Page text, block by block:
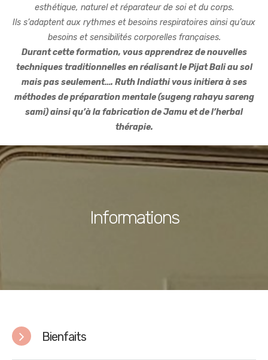
esthétique, naturel et réparateur de soi et du corps.
Ils s’adaptent aux rythmes et besoins respiratoires ainsi qu’aux
besoins et sensibilités corporelles françaises.
Durant cette formation, vous apprendrez de nouvelles
techniques traditionnelles en réalisant le Pijat Bali au sol
mais pas seulement…. Ruth Indiathi vous initiera à ses
méthodes de préparation mentale (sugeng rahayu sareng
sami) ainsi qu’à la fabrication de Jamu et de l’herbal
thérapie.
Informations
Bienfaits